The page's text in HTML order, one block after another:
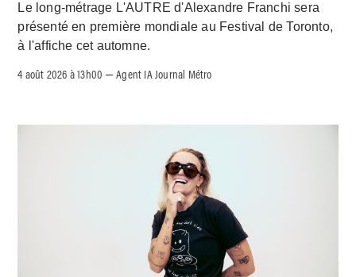
Le long-métrage L'AUTRE d'Alexandre Franchi sera
présenté en première mondiale au Festival de Toronto,
à l'affiche cet automne.
4 août 2026 à 13h00 –Agent IA Journal Métro